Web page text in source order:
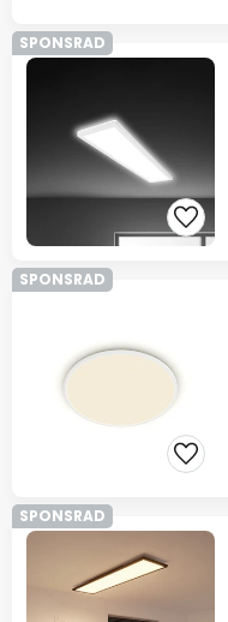
SPONSRAD
SPONSRAD
SPONSRAD